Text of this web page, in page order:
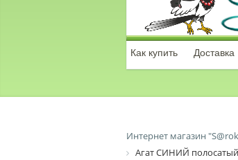
Как купить Доставка
Интернет магазин
Агат СИНИЙ